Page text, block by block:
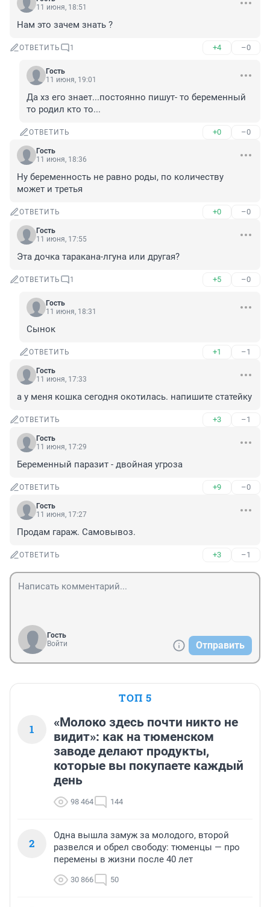
11 июня, 18:51
Нам это зачем знать ?
ОТВЕТИТЬ 1 +4 –0
Гость
11 июня, 19:01
Да хз его знает...постоянно пишут- то беременный
то родил кто то...
ОТВЕТИТЬ +0 –0
Гость
11 июня, 18:36
Ну беременность не равно роды, по количеству
может и третья
ОТВЕТИТЬ +0 –0
Гость
11 июня, 17:55
Эта дочка таракана-лгуна или другая?
ОТВЕТИТЬ 1 +5 –0
Гость
11 июня, 18:31
Сынок
ОТВЕТИТЬ +1 –1
Гость
11 июня, 17:33
а у меня кошка сегодня окотилась. напишите статейку
ОТВЕТИТЬ +3 –1
Гость
11 июня, 17:29
Беременный паразит - двойная угроза
ОТВЕТИТЬ +9 –0
Гость
11 июня, 17:27
Продам гараж. Самовывоз.
ОТВЕТИТЬ +3 –1
Гость
Войти
Отправить
ТОП 5
1
«Молоко здесь почти никто не
видит»: как на тюменском
заводе делают продукты,
которые вы покупаете каждый
день
98 464 144
2
Одна вышла замуж за молодого, второй
развелся и обрел свободу: тюменцы — про
перемены в жизни после 40 лет
30 866 50